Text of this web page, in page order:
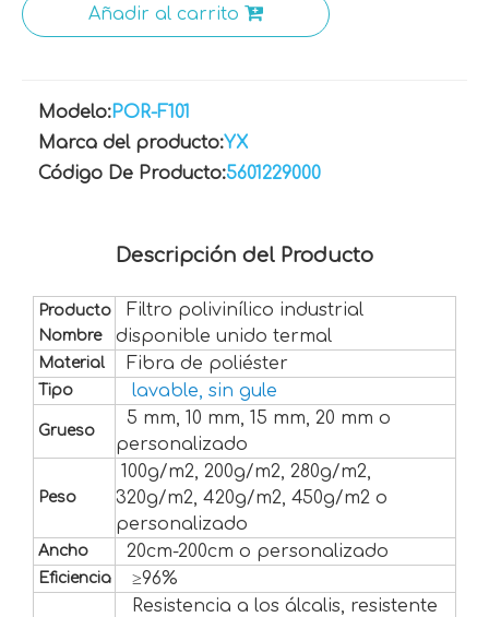
Añadir al carrito
Modelo:POR-F101
Marca del producto:YX
Código De Producto:5601229000
Descripción del Producto
Producto
Nombre
Filtro polivinílico industrial
disponible unido termal
Material Fibra de poliéster
Tipo lavable, sin gule
Grueso
5 mm, 10 mm, 15 mm, 20 mm o
personalizado
Peso
100g/m2, 200g/m2, 280g/m2,
320g/m2, 420g/m2, 450g/m2 o
personalizado
Ancho 20cm-200cm o personalizado
Eficiencia ≥96%
Resistencia a los álcalis, resistente